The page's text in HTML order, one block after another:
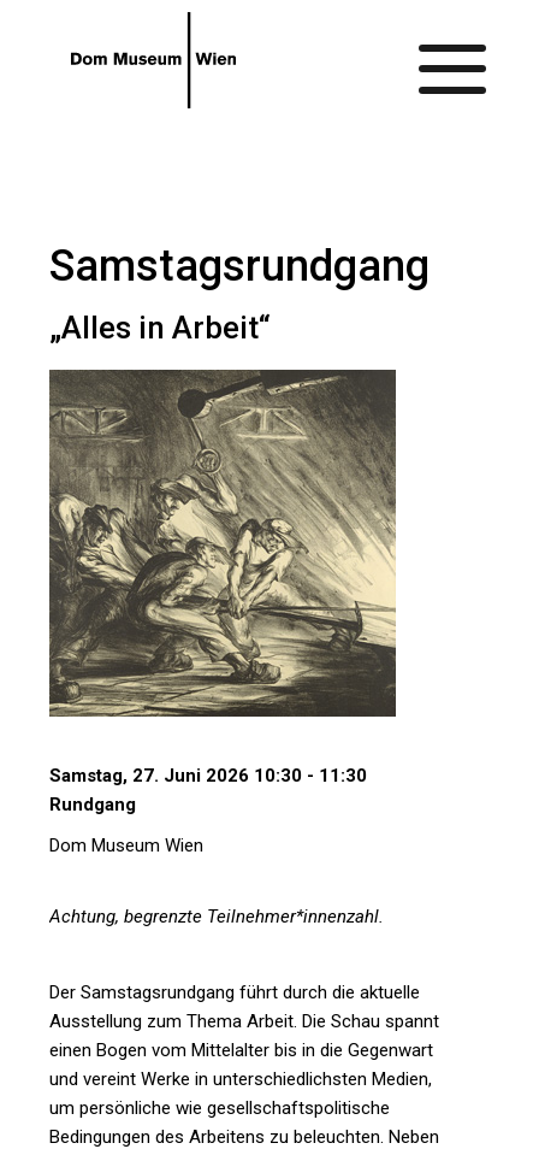
Samstagsrundgang
„Alles in Arbeit“
Samstag, 27. Juni 2026 10:30 - 11:30
Rundgang
Dom Museum Wien
Achtung, begrenzte Teilnehmer*innenzahl.
Der Samstagsrundgang führt durch die aktuelle
Ausstellung zum Thema Arbeit. Die Schau spannt
einen Bogen vom Mittelalter bis in die Gegenwart
und vereint Werke in unterschiedlichsten Medien,
um persönliche wie gesellschaftspolitische
Bedingungen des Arbeitens zu beleuchten. Neben